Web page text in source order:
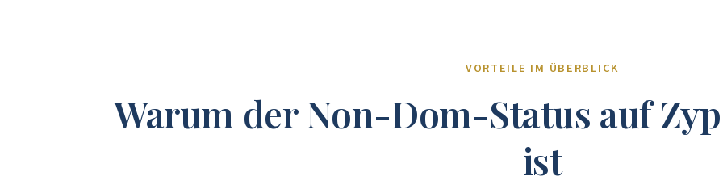
VORTEILE IM ÜBERBLICK
Warum der Non-Dom-Status auf
ist